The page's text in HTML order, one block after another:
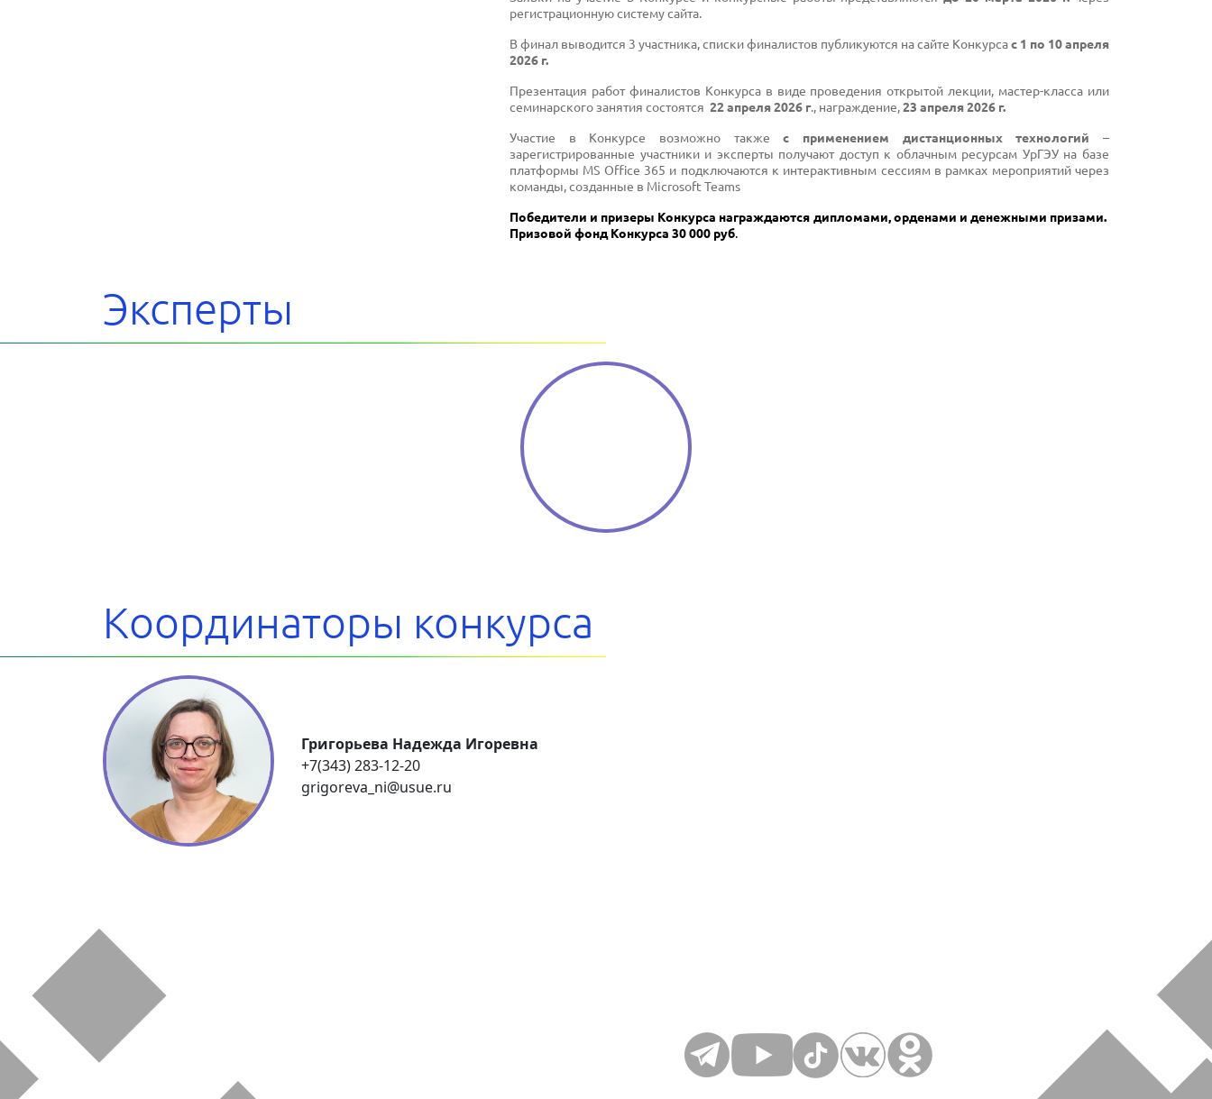
регистрационную систему сайта.
В финал выводится 3 участника, списки финалистов публикуются на сайте Конкурсас 1 по 10 апреля
2026 г.
Презентация работ финалистов Конкурса в виде проведения открытой лекции, мастер-класса или
семинарского занятия состоятся 22 апреля 2026 г., награждение,23 апреля 2026 г.
Участие в Конкурсе возможно такжес применением дистанционных технологий–
зарегистрированные участники и эксперты получают доступ к облачным ресурсам УрГЭУ на базе
платформы MS Office 365 и подключаются к интерактивным сессиям в рамках мероприятий через
команды, созданные в Microsoft Teams
Победители и призеры Конкурса награждаются дипломами, орденами и денежными призами.
Призовой фонд Конкурса 30 000 руб.
Эксперты
Координаторы конкурса
Григорьева Надежда Игоревна
+7(343) 283-12-20
grigoreva_ni@usue.ru